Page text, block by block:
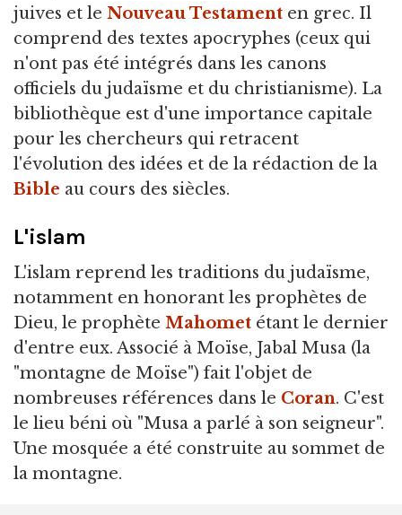
juives et le Nouveau Testament en grec. Il
comprend des textes apocryphes (ceux qui
n'ont pas été intégrés dans les canons
officiels du judaïsme et du christianisme). La
bibliothèque est d'une importance capitale
pour les chercheurs qui retracent
l'évolution des idées et de la rédaction de la
Bible au cours des siècles.
L'islam
L'islam reprend les traditions du judaïsme,
notamment en honorant les prophètes de
Dieu, le prophète Mahomet étant le dernier
d'entre eux. Associé à Moïse, Jabal Musa (la
"montagne de Moïse") fait l'objet de
nombreuses références dans le Coran. C'est
le lieu béni où "Musa a parlé à son seigneur".
Une mosquée a été construite au sommet de
la montagne.